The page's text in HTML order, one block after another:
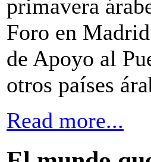
primavera
Foro en
de Apoyo al
otros países
Read more...